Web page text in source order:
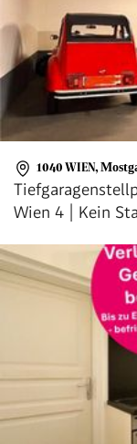
1040 WIEN,
Wien 4 | Kein